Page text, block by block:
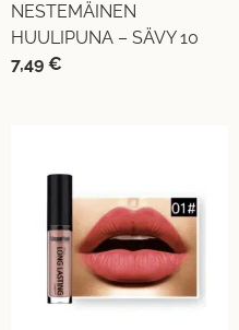
NESTEMÄINEN
HUULIPUNA – SÄVY 10
7,49 €